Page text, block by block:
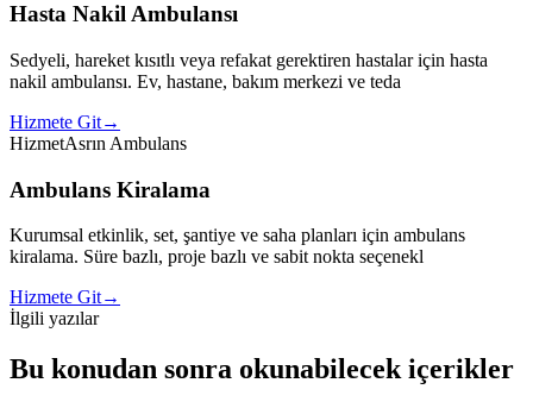
Hasta Nakil Ambulansı
Sedyeli, hareket kısıtlı veya refakat gerektiren hastalar için hasta
nakil ambulansı. Ev, hastane, bakım merkezi ve teda
Hizmete Git→
HizmetAsrın Ambulans
Ambulans Kiralama
Kurumsal etkinlik, set, şantiye ve saha planları için ambulans
kiralama. Süre bazlı, proje bazlı ve sabit nokta seçenekl
Hizmete Git→
İlgili yazılar
Bu konudan sonra okunabilecek içerikler